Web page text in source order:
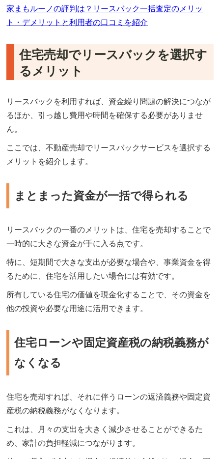
家まもルーノの評判は？リースバック一括査定のメリッ
ト・デメリットと利用者の口コミを紹介
住宅売却でリースバックを選択す
るメリット
リースバックを利用すれば、資金繰り問題の解決につなが
るほか、引っ越し費用や時間を確保する必要がありませ
ん。
ここでは、不動産売却でリースバックサービスを選択する
メリットを紹介します。
まとまった資金が一括で得られる
リースバックの一番のメリットは、住宅を売却することで
一時的に大きな資金が手に入る点です。
特に、短期間で大きな支出が必要な場合や、事業資金を得
るために、住宅を活用したい場合には有効です。
所有している住宅の価値を現金化することで、その資金を
他の投資や必要な用途に活用できます。
住宅ローンや固定資産税の納税義務が
なくなる
住宅を売却すれば、それに伴うローンの返済義務や固定資
産税の納税義務がなくなります。
これは、月々の支出を大きく減少させることができるた
め、家計の負担軽減につながります。